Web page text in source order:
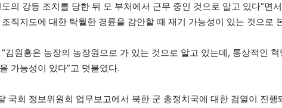
의 강등 조치를 당한 뒤 모 부처에서 근무 중인 것으로 알고 있다”면
직지도에 대한 탁월한 경륜을 감안할 때 재기 가능성이 있는 것으로
김원홍은 농장의 농장원으로 가 있는 것으로 알고 있는데, 통상적인
가능성이 있다”고 덧붙였다.
국회 정보위원회 업무보고에서 북한 군 총정치국에 대한 검열이 진행